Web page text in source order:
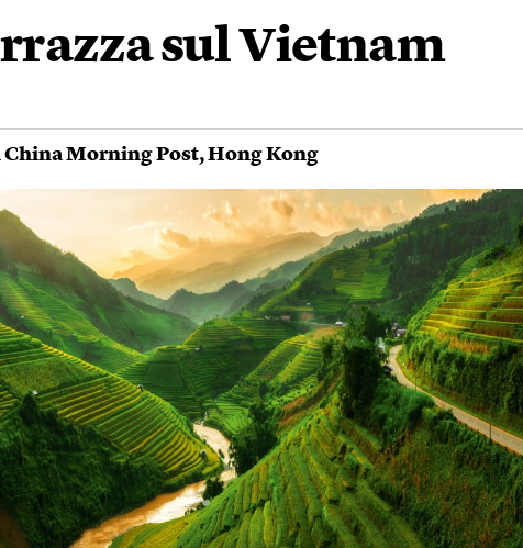
sul Vietnam
China Morning Post,Hong Kong